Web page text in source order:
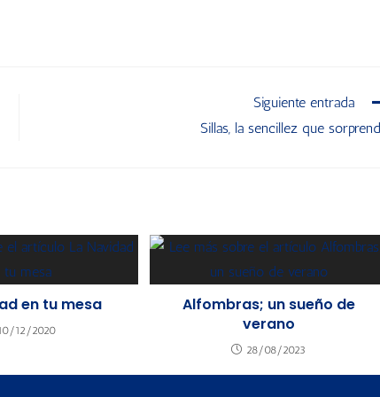
Siguiente entrada
Sillas, la sencillez que
en tu mesa
12/2020
Alfombras; un sueño de
verano
28/08/2023